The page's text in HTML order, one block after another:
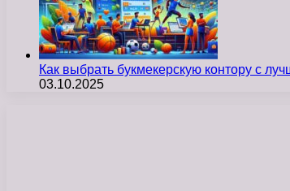
Как выбрать букмекерскую контору с
03.10.2025